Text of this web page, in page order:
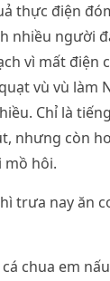
thực điện
nhiều người
vì mất điện
vù vù làm
Chỉ là
nhưng còn
mồ hôi.
trưa nay ăn
chua em